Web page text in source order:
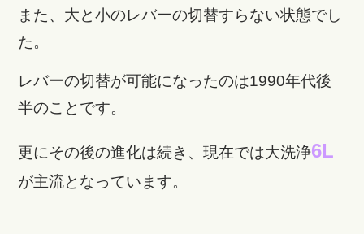
また、大と小のレバーの切替すらない状態でし
た。
レバーの切替が可能になったのは1990年代後
半のことです。
更にその後の進化は続き、現在では大洗浄6L
が主流となっています。